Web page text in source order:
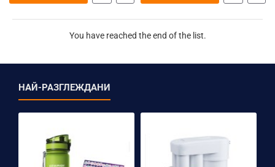
You have reached the end of the list.
НАЙ-РАЗГЛЕЖДАНИ